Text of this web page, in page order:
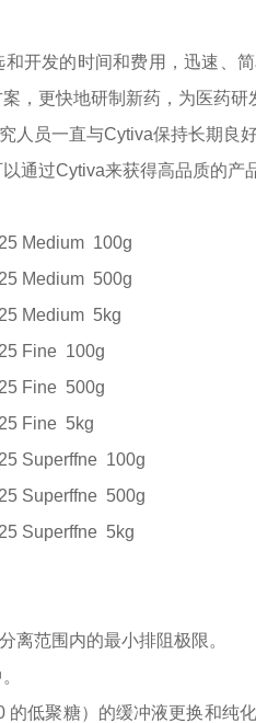
开发的时间和费用，迅速、
，更快地研制新药，为医药研
员一直与Cytiva保持长期良
通过Cytiva来获得高品质的产
Medium 100g
Medium 500g
Medium 5kg
Fine 100g
Fine 500g
Fine 5kg
Superffne 100g
Superffne 500g
Superffne 5kg
离范围内的最小排阻极限。
的低聚糖）的缓冲液更换和纯